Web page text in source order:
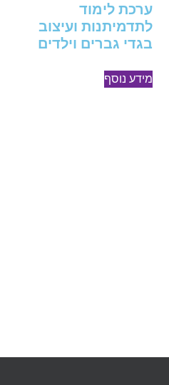
ערכת לימוד
לתדמיתנות ועיצוב
בגדי גברים וילדים
מידע נוסף